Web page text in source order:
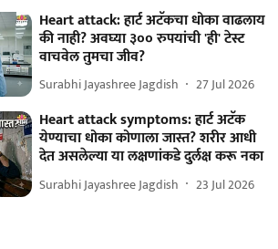
Heart attack: हार्ट अटॅकचा धोका वाढलाय
की नाही? अवघ्या ३०० रुपयांची 'ही' टेस्ट
वाचवेल तुमचा जीव?
Surabhi Jayashree Jagdish 27 Jul 2026
Heart attack symptoms: हार्ट अटॅक
येण्याचा धोका कोणाला जास्त? शरीर आधी
देत असलेल्या या लक्षणांकडे दुर्लक्ष करू नका
Surabhi Jayashree Jagdish 23 Jul 2026